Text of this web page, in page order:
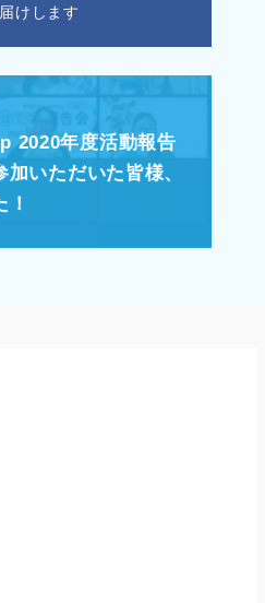
けします
2020年度活動報告
いただいた皆様、